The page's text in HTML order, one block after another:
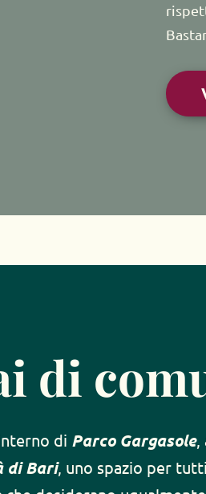
di
di Parco Gargasole,
di Bari, uno spazio per